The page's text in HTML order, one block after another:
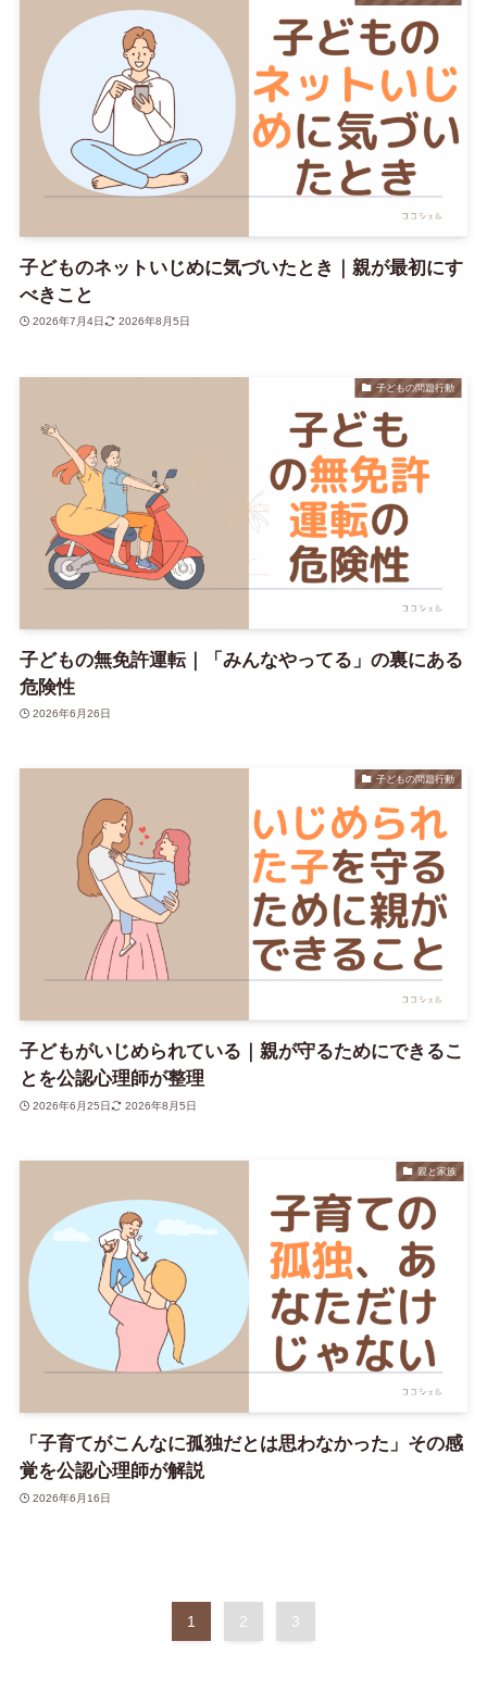
子どものネットいじめに気づいたとき｜親が最初にす
べきこと
2026年7月4日 2026年8月5日
子どもの問題行動
子どもの無免許運転｜「みんなやってる」の裏にある
危険性
2026年6月26日
子どもの問題行動
子どもがいじめられている｜親が守るためにできるこ
とを公認心理師が整理
2026年6月25日 2026年8月5日
親と家族
「子育てがこんなに孤独だとは思わなかった」その感
覚を公認心理師が解説
2026年6月16日
1 2 3